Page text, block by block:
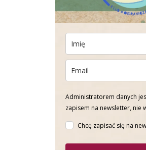
Administratorem danych
zapisem na newsletter, nie
Chcę zapisać się na